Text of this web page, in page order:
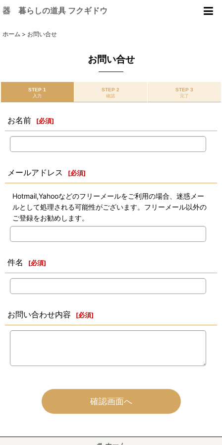
器 暮らしの道具 フクギドウ
ホーム > お問い合せ
お問い合せ
STEP 1
入力
STEP 2
確認
STEP 3
完了
お名前 [必須]
メールアドレス [必須]
Hotmail,Yahooなどのフリーメールをご利用の場合、迷惑メー
ルとして処理される可能性がございます。フリーメール以外の
ご登録をお勧めします。
件名 [必須]
お問い合わせ内容 [必須]
確認画面へ